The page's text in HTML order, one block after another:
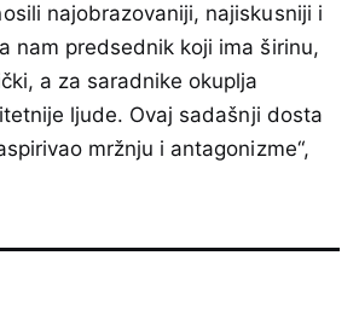
najobrazovaniji, najiskusniji i
nam predsednik koji ima širinu,
a za saradnike okuplja
ljude. Ovaj sadašnji dosta
mržnju i antagonizme“,